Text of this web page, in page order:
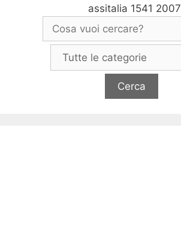
assitalia 1541 2007